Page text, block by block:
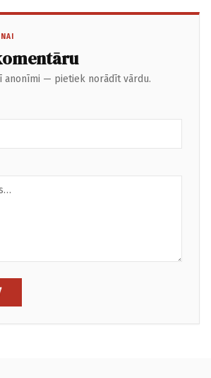
anonīmi — pietiek norādīt vārdu.